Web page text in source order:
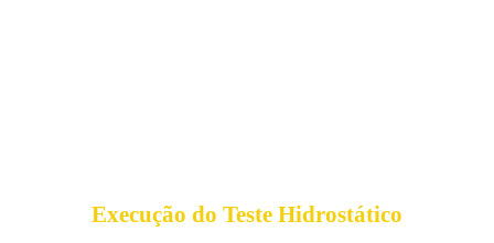
Execução do Teste Hidrostático